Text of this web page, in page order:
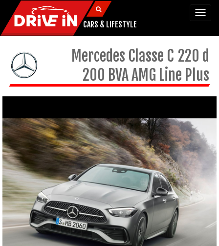
CARS & LIFESTYLE
Mercedes Classe C 220 d
200 BVA AMG Line Plus